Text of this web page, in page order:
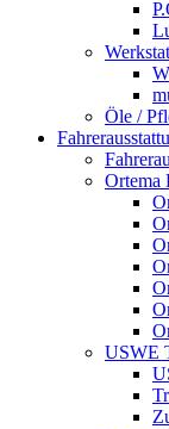
Öle /
Ortema
USWE